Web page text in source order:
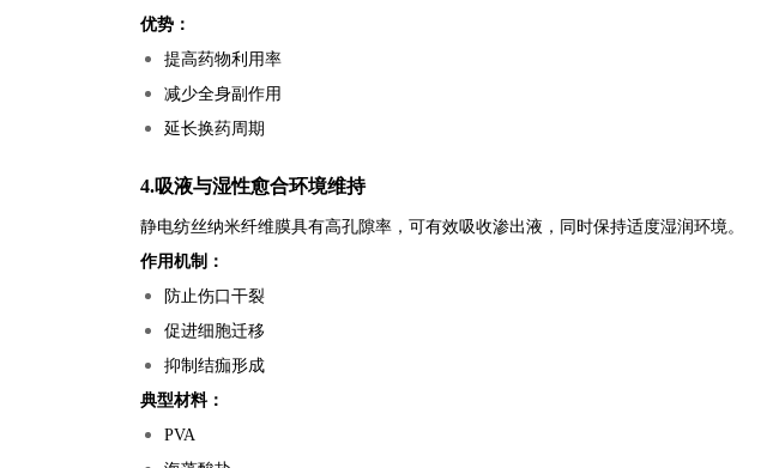
优势：
提高药物利用率
减少全身副作用
延长换药周期
4.吸液与湿性愈合环境维持
静电纺丝纳米纤维膜具有高孔隙率，可有效吸收渗出液，同时保持适度湿润环境。
作用机制：
防止伤口干裂
促进细胞迁移
抑制结痂形成
典型材料：
PVA